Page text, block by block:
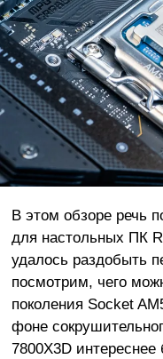
В этом обзоре речь
для настольных ПК
удалось раздобыть
посмотрим, чего
поколения Socket
фоне
7800X3D